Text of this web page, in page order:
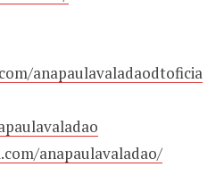
anapaulavaladaodtoficia
anapaulavaladao/